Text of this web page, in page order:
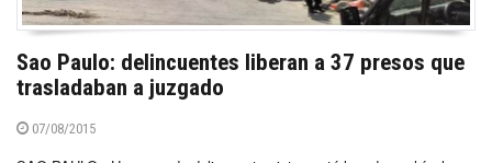
Sao Paulo: delincuentes liberan a 37 presos que
trasladaban a juzgado
07/08/2015